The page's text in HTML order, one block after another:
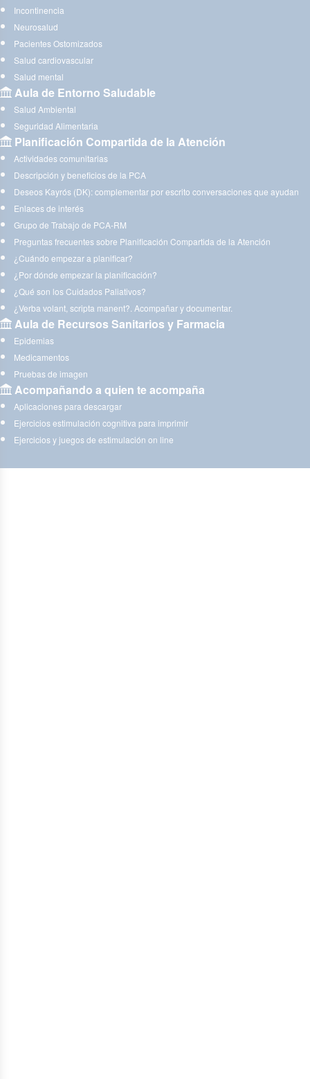
Incontinencia
Neurosalud
Pacientes Ostomizados
Salud cardiovascular
Salud mental
Aula de Entorno Saludable
Salud Ambiental
Seguridad Alimentaria
Planificación Compartida de la Atención
Actividades comunitarias
Descripción y beneficios de la PCA
Deseos Kayrós (DK): complementar por escrito conversaciones que ayudan
Enlaces de interés
Grupo de Trabajo de PCA-RM
Preguntas frecuentes sobre Planificación Compartida de la Atención
¿Cuándo empezar a planificar?
¿Por dónde empezar la planificación?
¿Qué son los Cuidados Paliativos?
¿Verba volant, scripta manent?. Acompañar y documentar.
Aula de Recursos Sanitarios y Farmacia
Epidemias
Medicamentos
Pruebas de imagen
Acompañando a quien te acompaña
Aplicaciones para descargar
Ejercicios estimulación cognitiva para imprimir
Ejercicios y juegos de estimulación on line